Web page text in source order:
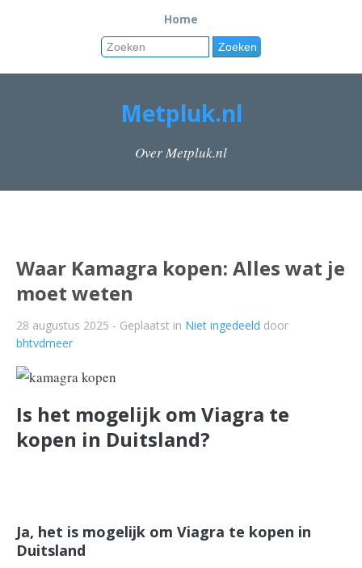
Home
Metpluk.nl
Over Metpluk.nl
Waar Kamagra kopen: Alles wat je
moet weten
28 augustus 2025 - Geplaatst in Niet ingedeeld door
bhtvdmeer
Is het mogelijk om Viagra te
kopen in Duitsland?
Ja, het is mogelijk om Viagra te kopen in
Duitsland